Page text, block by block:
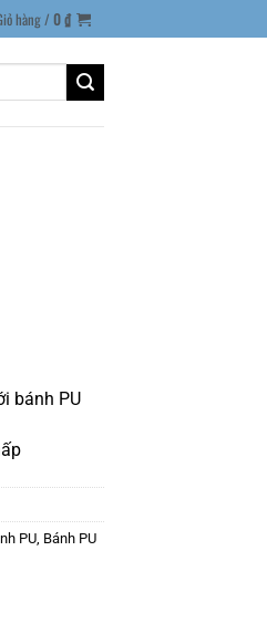
hàng /0₫
bánh PU
PU Bánh PU